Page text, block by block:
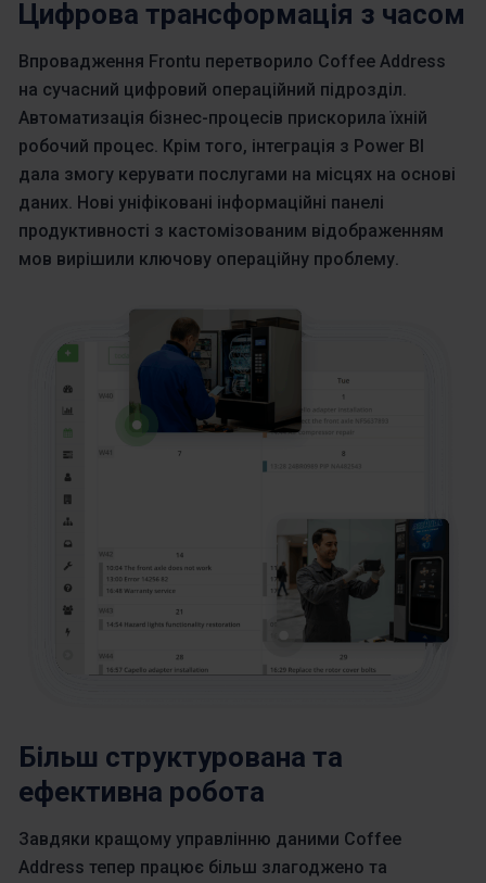
Цифрова трансформація з часом
Впровадження Frontu перетворило Coffee Address
на сучасний цифровий операційний підрозділ.
Автоматизація бізнес-процесів прискорила їхній
робочий процес. Крім того, інтеграція з Power BI
дала змогу керувати послугами на місцях на основі
даних. Нові уніфіковані інформаційні панелі
продуктивності з кастомізованим відображенням
мов вирішили ключову операційну проблему.
Більш структурована та
ефективна робота
Завдяки кращому управлінню даними Coffee
Address тепер працює більш злагоджено та